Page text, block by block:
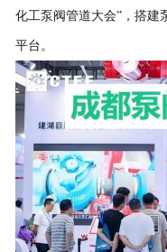
化工泵阀管道大会”，搭建
平台。